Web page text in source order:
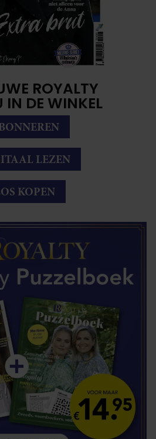
ROYALTY
IN DE WINKEL
LEZEN
KOPEN